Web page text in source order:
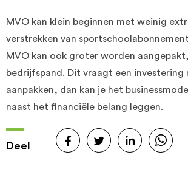
MVO kan klein beginnen met weinig
verstrekken van
MVO kan ook groter worden
bedrijfspand. Dit vraagt een
aanpakken, dan kan je het
naast het financiële belang leggen.
Deel